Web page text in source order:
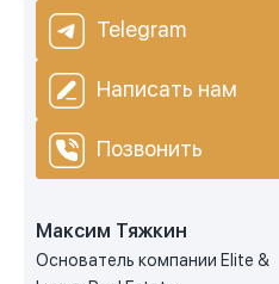
Telegram
Написать нам
Позвонить
Максим Тяжкин
Основатель компании Elite &